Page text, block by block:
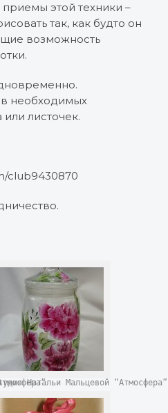
этой техники –
так, как будто он
возможность
необходимых
листочек.
club9430870
Натальи Мальцевой “Атмосфера”